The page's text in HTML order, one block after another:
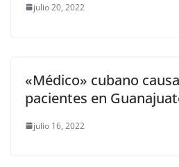
julio 20, 2022
«Médico» cubano
pacientes en
julio 16, 2022